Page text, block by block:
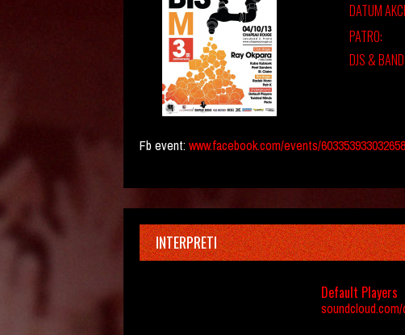
DATUM
PATRO:
DJS &
Fb event:www.facebook.com/events/
INTERPRETI
Default Players